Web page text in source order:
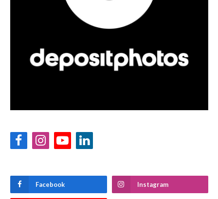
FacebookInstagramYouTubeLinkedIn
Facebook Instagram